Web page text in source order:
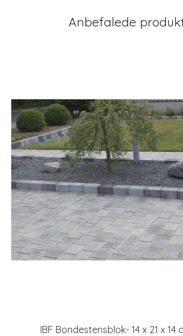
Anbefalede
IBF Bondestensblok- 14 x 21 x 14